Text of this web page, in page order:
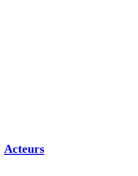
Acteurs